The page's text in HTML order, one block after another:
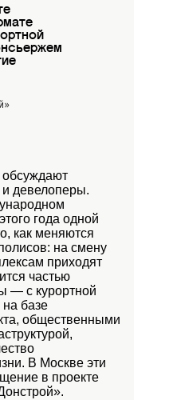
обсуждают
и девелоперы.
года одной
как меняются
на смену
приходят
частью
— с курортной
базе
общественными
В Москве эти
в проекте